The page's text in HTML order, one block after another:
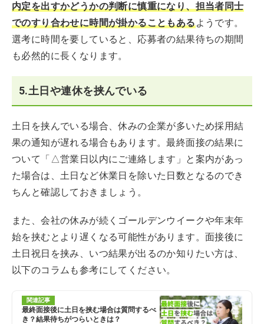
内定を出すかどうかの判断に慎重になり、担当者同士
でのすり合わせに時間が掛かることもあるようです。
選考に時間を要していると、応募者の結果待ちの期間
も必然的に長くなります。
5.土日や連休を挟んでいる
土日を挟んでいる場合、休みの企業が多いため採用結
果の通知が遅れる場合もあります。最終面接の結果に
ついて「△営業日以内にご連絡します」と案内があっ
た場合は、土日など休業日を除いた日数となるのでき
ちんと確認しておきましょう。
また、会社の休みが続くゴールデンウイークや年末年
始を挟むとより遅くなる可能性があります。面接後に
土日祝日を挟み、いつ結果が出るのか知りたい方は、
以下のコラムも参考にしてください。
関連記事
最終面接後に土日を挟む場合は質問するべ
き？結果待ちがつらいときは？